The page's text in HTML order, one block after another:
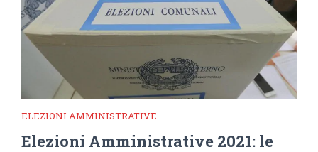
ELEZIONI AMMINISTRATIVE
Elezioni Amministrative 2021: le